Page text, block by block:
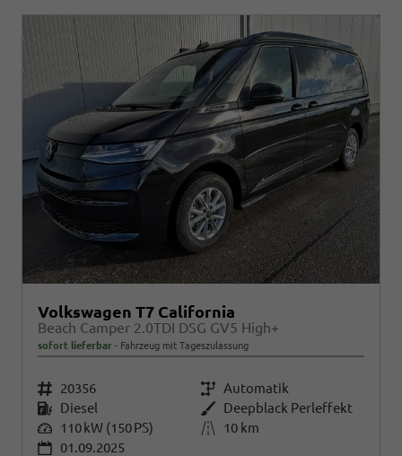
Volkswagen T7 California
Beach Camper 2.0TDI DSG GV5 High+
sofort lieferbar Fahrzeug mit Tageszulassung
Fahrzeugnr. 20356 Getriebe Automatik
Kraftstoff Diesel Außenfarbe Deepblack Perleffekt
Leistung 110 kW (150 PS) Kilometerstand
10 km
01.09.2025